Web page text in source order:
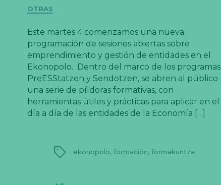
OTRAS
Este martes 4 comenzamos una nueva
programación de sesiones abiertas sobre
emprendimiento y gestión de entidades en el
Ekonopolo. Dentro del marco de los programas
PreESStatzen y Sendotzen, se abren al público
una serie de píldoras formativas, con
herramientas útiles y prácticas para aplicar en el
día a día de las entidades de la Economía […]
Etiquetasekonopolo, formación, formakuntza